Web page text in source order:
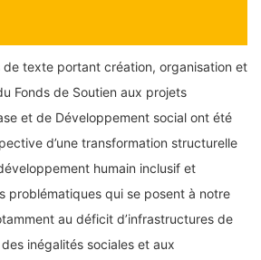
de texte portant création, organisation et
Fonds de Soutien aux projets
et de Développement social ont été
d’une transformation structurelle
humain inclusif et
problématiques qui se posent à notre
au déficit d’infrastructures de
inégalités sociales et aux